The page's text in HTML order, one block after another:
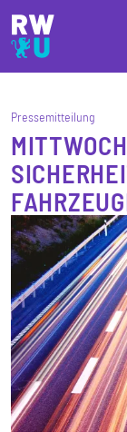
Direkt zum Inhalt
Direkt zur
Direkt zum
Pressemitteilung